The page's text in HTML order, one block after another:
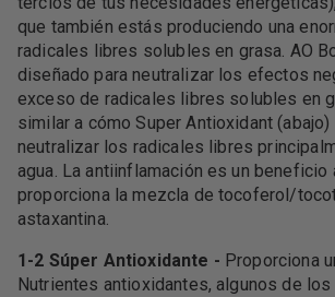
que también estás produciendo una
radicales libres solubles en grasa. AO
diseñado para neutralizar los efectos
exceso de radicales libres solubles en
similar a cómo Super Antioxidant (abajo)
neutralizar los radicales libres
agua. La antiinflamación es un beneficio
proporciona la mezcla de tocoferol/
astaxantina.
1-2 Súper Antioxidante - Proporciona
Nutrientes antioxidantes, algunos de